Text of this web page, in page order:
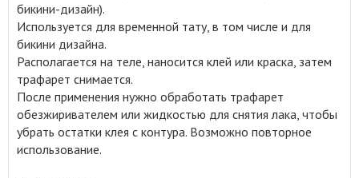
бикини-дизайн).
Используется для временной тату, в том числе и для
бикини дизайна.
Располагается на теле, наносится клей или краска, затем
трафарет снимается.
После применения нужно обработать трафарет
обезжиривателем или жидкостью для снятия лака, чтобы
убрать остатки клея с контура. Возможно повторное
использование.